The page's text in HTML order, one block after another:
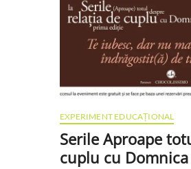
EXPERIMENT EDUCAȚIONAL
Serile Aproape
cuplu cu